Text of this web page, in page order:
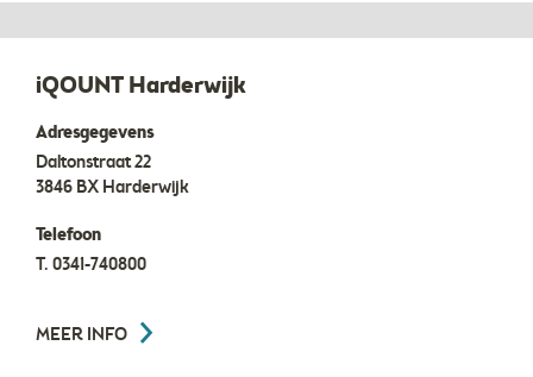
iQOUNT Harderwijk
Adresgegevens
Daltonstraat 22
3846 BX Harderwijk
Telefoon
T. 0341-740800
MEER INFO